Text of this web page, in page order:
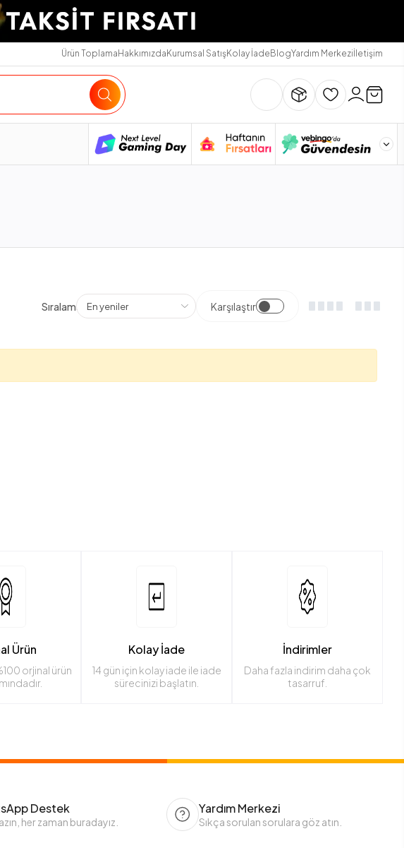
Ürün ToplamaHakkımızdaKurumsal SatışKolay İadeBlogYardım Merkeziİletişim
Sıralama Karşılaştır
Ürün
orjinal ürün
Kolay İade
14 gün için kolay iade ile iade
sürecinizi başlatın.
İndirimler
Daha fazla indirim daha çok
tasarruf.
Destek
her zaman buradayız.
Yardım Merkezi
Sıkça sorulan sorulara göz atın.